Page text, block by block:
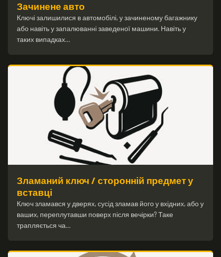
Зачинене авто
Ключі залишилися в автомобілі, у зачиненому багажнику
або навіть у запалюванні заведеної машини. Навіть у
таких випадках…
Зламаний ключ / сторонній предмет у
вставці
Ключ зламався у дверях, сусід зламав його у вхідних, або у
ваших, переплутавши поверх після вечірки? Таке
трапляється ча…